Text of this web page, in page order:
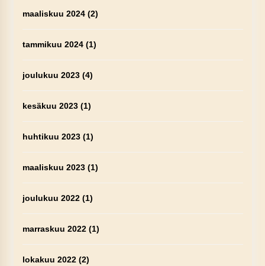
maaliskuu 2024(2)
tammikuu 2024(1)
joulukuu 2023(4)
kesäkuu 2023(1)
huhtikuu 2023(1)
maaliskuu 2023(1)
joulukuu 2022(1)
marraskuu 2022(1)
lokakuu 2022(2)